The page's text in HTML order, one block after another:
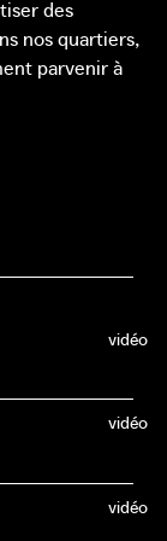
des
nos quartiers,
parvenir à
vidéo
des prêts
rendre leur
économies
étant
vivre dans
vidéo
le zéro mort et
Il ne s’agit
vidéo